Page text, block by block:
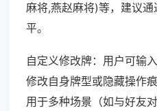
麻将,燕赵麻将)等，建议
平。
自定义修改牌：用户可输
修改自身牌型或隐藏操作
用于多种场景（如与好友